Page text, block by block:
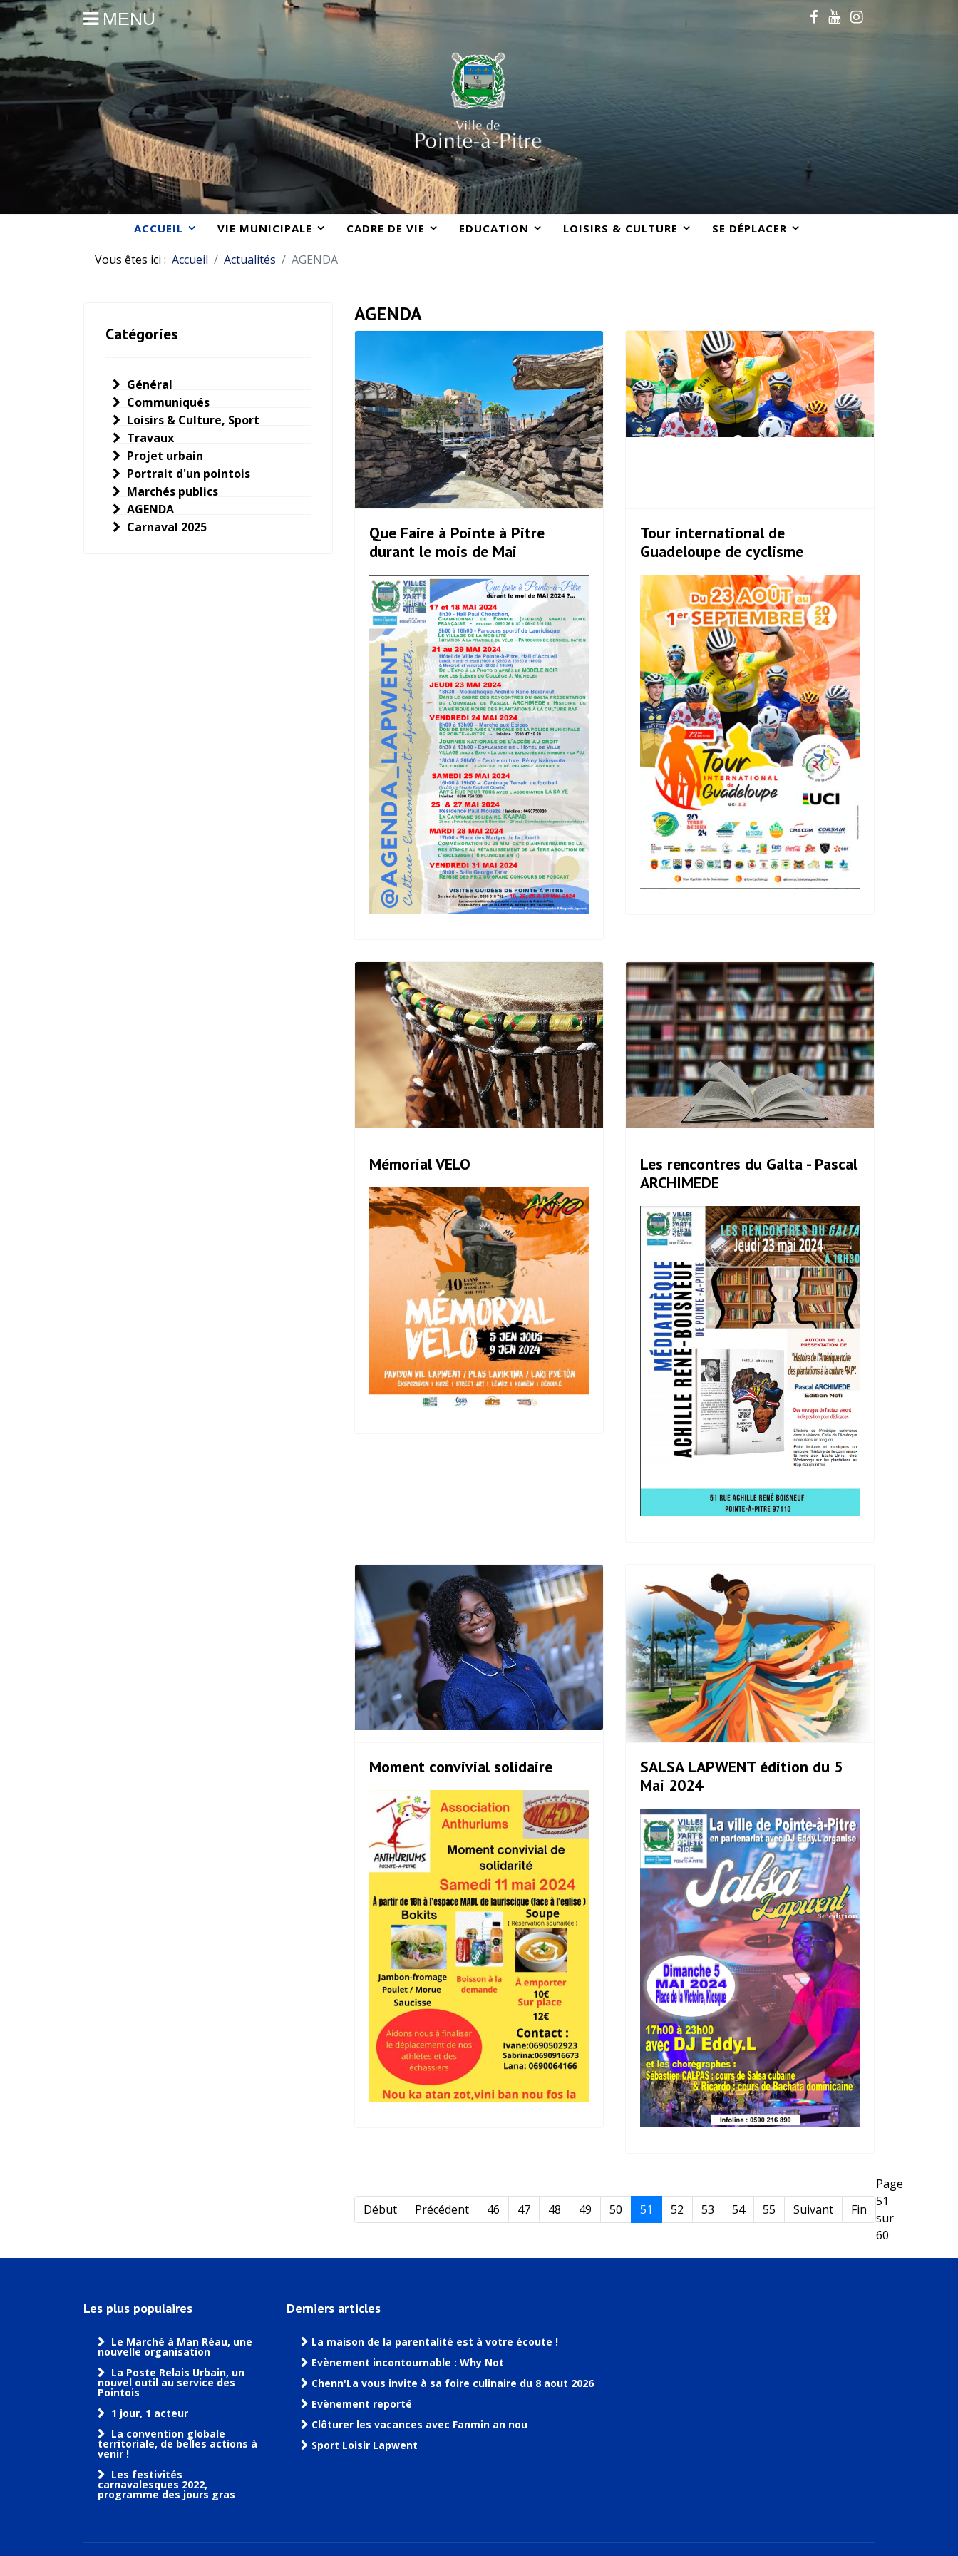
MENU
ACCUEIL VIE MUNICIPALE CADRE DE VIE EDUCATION LOISIRS & CULTURE SE DÉPLACER
Vous êtes ici : Accueil Actualités AGENDA
Catégories
Général
Communiqués
Loisirs & Culture, Sport
Travaux
Projet urbain
Portrait d'un pointois
Marchés publics
AGENDA
Carnaval 2025
AGENDA
Que Faire à Pointe à Pitre
durant le mois de Mai
Tour international de
Guadeloupe de cyclisme
Mémorial VELO
Les rencontres du Galta - Pascal
ARCHIMEDE
Moment convivial solidaire
SALSA LAPWENT édition du 5
Mai 2024
Début Précédent 46 47 48 49 50 51 52 53 54 55 Suivant Fin
Page
51
sur
60
Les plus populaires
Le Marché à Man Réau, une
nouvelle organisation
La Poste Relais Urbain, un
nouvel outil au service des
Pointois
1 jour, 1 acteur
La convention globale
territoriale, de belles actions à
venir !
Les festivités
carnavalesques 2022,
programme des jours gras
Derniers articles
La maison de la parentalité est à votre écoute !
Evènement incontournable : Why Not
Chenn'La vous invite à sa foire culinaire du 8 aout 2026
Evènement reporté
Clôturer les vacances avec Fanmin an nou
Sport Loisir Lapwent